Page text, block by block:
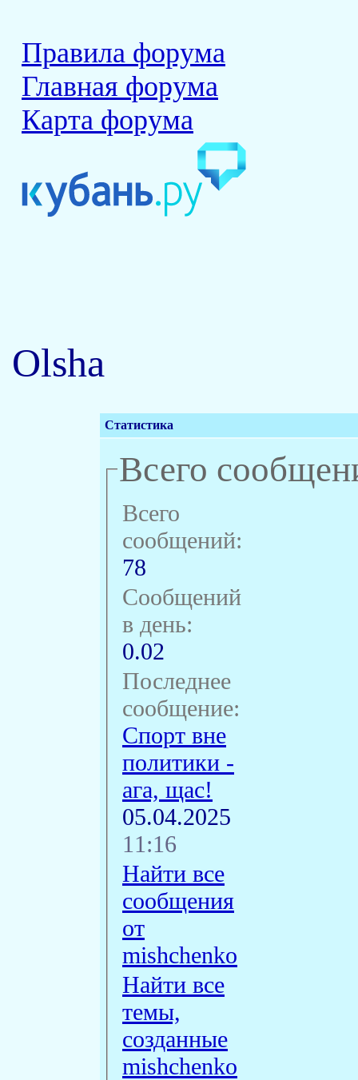
Правила форума
Главная форума
Карта форума
Olsha
Статистика
Всего
Всего
сообщений:
78
Сообщений
в день:
0.02
Последнее
сообщение:
Спорт вне
политики -
ага, щас!
05.04.2025
11:16
Найти все
сообщения
от
mishchenko
Найти все
темы,
созданные
mishchenko